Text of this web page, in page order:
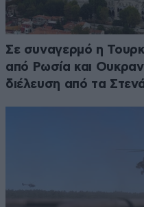
Σε συναγερμό η
από Ρωσία και
διέλευση από τα